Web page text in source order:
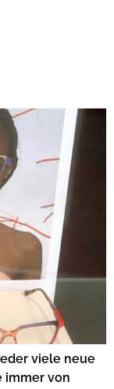
viele neue
immer von